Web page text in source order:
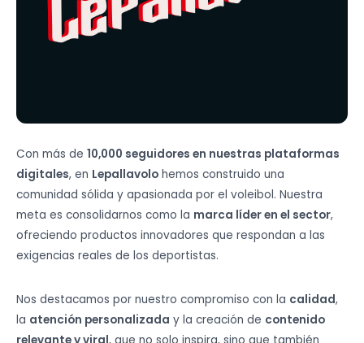
Con más de 10,000 seguidores en nuestras plataformas
digitales, en Lepallavolo hemos construido una
comunidad sólida y apasionada por el voleibol. Nuestra
meta es consolidarnos como la marca líder en el sector,
ofreciendo productos innovadores que respondan a las
exigencias reales de los deportistas.
Nos destacamos por nuestro compromiso con la calidad,
la atención personalizada y la creación de contenido
relevante y viral, que no solo inspira, sino que también